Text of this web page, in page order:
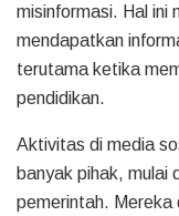
misinformasi. Hal ini
mendapatkan
terutama ketika
pendidikan.
Aktivitas di media
banyak pihak, mulai
pemerintah. Mereka